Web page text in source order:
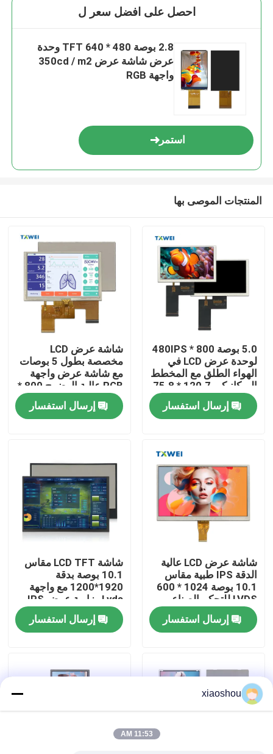
المنزل
حولنا
جولة في المصنع
أخبار
اطلب اقتباس
شاشة TFT Lcd
وحدة TFT LCD
احصل على افضل سعر ل
2.8 بوصة 480 * 640 TFT وحدة
عرض شاشة عرض 350cd / m2
واجهة RGB
استمر
المنتجات الموصى بها
5.0 بوصة 800 * 480IPS
لوحدة عرض LCD في
الهواء الطلق مع المخطط
الميكانيكي 120.7 * 75.8
* 2.8
إرسال استفسار
شاشة عرض LCD
مخصصة بطول 5 بوصات
مع شاشة عرض واجهة
RGB عالية الوضوح 800 *
480
إرسال استفسار
شاشة عرض LCD عالية
الدقة IPS طبية مقاس
10.1 بوصة 1024 * 600
LVDS للتحكم الصناعي
إرسال استفسار
شاشة LCD TFT مقاس
10.1 بوصة بدقة
1920*1200 مع واجهة
Lvds وزاوية عرض IPS
كاملة
إرسال استفسار
xiaoshou
11:53 AM